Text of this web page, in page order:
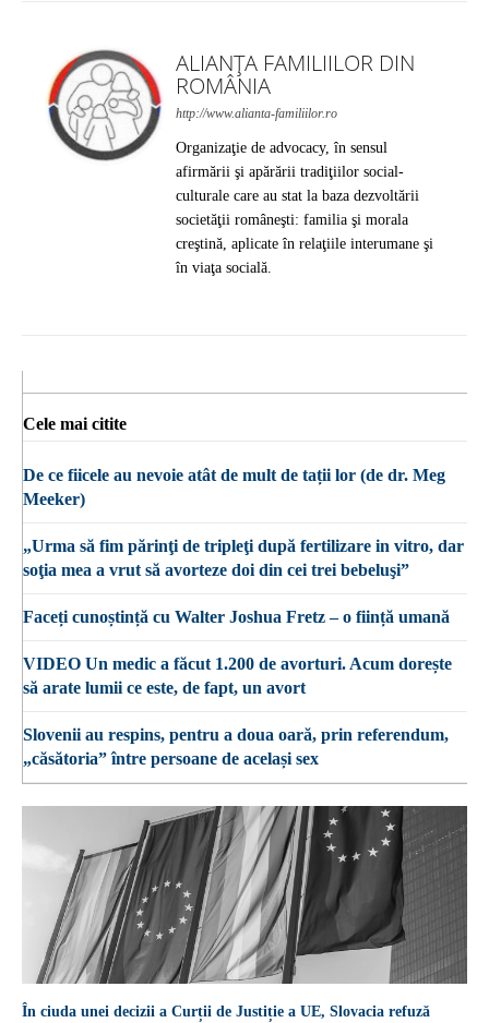
ALIANȚA FAMILIILOR DIN
ROMÂNIA
http://www.alianta-familiilor.ro
Organizaţie de advocacy, în sensul
afirmării şi apărării tradiţiilor social-
culturale care au stat la baza dezvoltării
societăţii româneşti: familia şi morala
creştină, aplicate în relaţiile interumane şi
în viaţa socială.
În ciuda unei decizii a Curții de Justiție a UE, Slovacia refuză
Cele mai citite
De ce fiicele au nevoie atât de mult de tații lor (de dr. Meg
Meeker)
„Urma să fim părinţi de tripleţi după fertilizare in vitro, dar
soţia mea a vrut să avorteze doi din cei trei bebeluşi”
Faceți cunoștință cu Walter Joshua Fretz – o ființă umană
VIDEO Un medic a făcut 1.200 de avorturi. Acum dorește
să arate lumii ce este, de fapt, un avort
Slovenii au respins, pentru a doua oară, prin referendum,
„căsătoria” între persoane de același sex